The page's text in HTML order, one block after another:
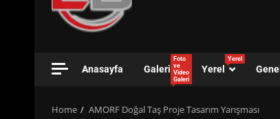
Anasayfa Galeri
Foto
ve
Video
Galeri
Yerel
Yerel
Genel
Home AMORF Doğal Taş Proje Tasarım Yarışması